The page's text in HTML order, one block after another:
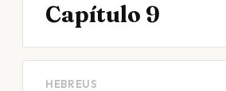
Capítulo 9
HEBREUS